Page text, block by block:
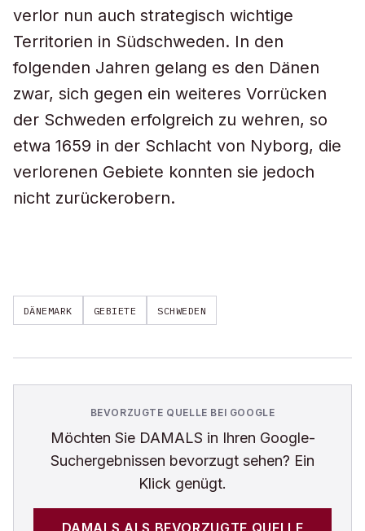
verlor nun auch strategisch wichtige
Territorien in Südschweden. In den
folgenden Jahren gelang es den Dänen
zwar, sich gegen ein weiteres Vorrücken
der Schweden erfolgreich zu wehren, so
etwa 1659 in der Schlacht von Nyborg, die
verlorenen Gebiete konnten sie jedoch
nicht zurückerobern.
DÄNEMARK GEBIETE SCHWEDEN
BEVORZUGTE QUELLE BEI GOOGLE
Möchten Sie DAMALS in Ihren Google-
Suchergebnissen bevorzugt sehen? Ein
Klick genügt.
DAMALS ALS BEVORZUGTE QUELLE